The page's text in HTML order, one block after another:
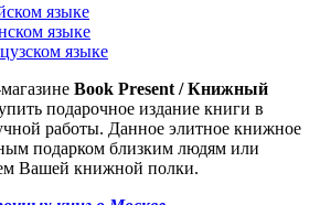
языке
языке
языке
Book Present / Книжный
подарочное издание книги в
работы. Данное элитное книжное
подарком близким людям или
Вашей книжной полки.